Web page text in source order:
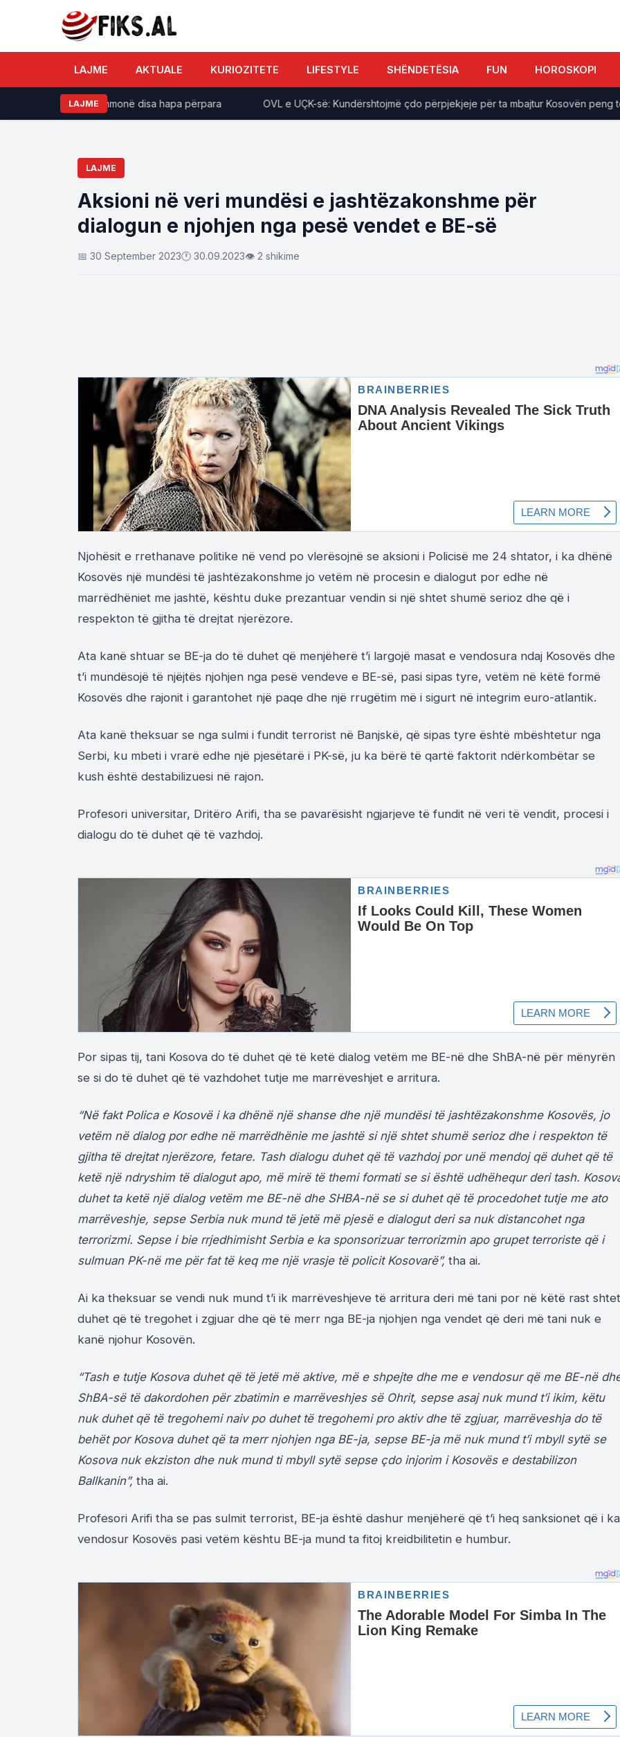
LAJME AKTUALE KURIOZITETE LIFESTYLE SHËNDETËSIA FUN HOROSKOPI
LAJME
mendojnë gjithmonë disa hapa përpara OVL e UÇK-së: Kundërshtojmë çdo përpjekjeje për ta mbajtur Kosovën peng të
LAJME
Aksioni në veri mundësi e jashtëzakonshme për
dialogun e njohjen nga pesë vendet e BE-së
📅 30 September 2023🕐 30.09.2023👁 2 shikime
Njohësit e rrethanave politike në vend po vlerësojnë se aksioni i Policisë me 24 shtator, i ka dhënë
Kosovës një mundësi të jashtëzakonshme jo vetëm në procesin e dialogut por edhe në
marrëdhëniet me jashtë, kështu duke prezantuar vendin si një shtet shumë serioz dhe që i
respekton të gjitha të drejtat njerëzore.
Ata kanë shtuar se BE-ja do të duhet që menjëherë t’i largojë masat e vendosura ndaj Kosovës dhe
t’i mundësojë të njëjtës njohjen nga pesë vendeve e BE-së, pasi sipas tyre, vetëm në këtë formë
Kosovës dhe rajonit i garantohet një paqe dhe një rrugëtim më i sigurt në integrim euro-atlantik.
Ata kanë theksuar se nga sulmi i fundit terrorist në Banjskë, që sipas tyre është mbështetur nga
Serbi, ku mbeti i vrarë edhe një pjesëtarë i PK-së, ju ka bërë të qartë faktorit ndërkombëtar se
kush është destabilizuesi në rajon.
Profesori universitar, Dritëro Arifi, tha se pavarësisht ngjarjeve të fundit në veri të vendit, procesi i
dialogu do të duhet që të vazhdoj.
Por sipas tij, tani Kosova do të duhet që të ketë dialog vetëm me BE-në dhe ShBA-në për mënyrën
se si do të duhet që të vazhdohet tutje me marrëveshjet e arritura.
“Në fakt Polica e Kosovë i ka dhënë një shanse dhe një mundësi të jashtëzakonshme Kosovës, jo
vetëm në dialog por edhe në marrëdhënie me jashtë si një shtet shumë serioz dhe i respekton të
gjitha të drejtat njerëzore, fetare. Tash dialogu duhet që të vazhdoj por unë mendoj që duhet që të
ketë një ndryshim të dialogut apo, më mirë të themi formati se si është udhëhequr deri tash.
duhet ta ketë një dialog vetëm me BE-në dhe SHBA-në se si duhet që të procedohet tutje me ato
marrëveshje, sepse Serbia nuk mund të jetë më pjesë e dialogut deri sa nuk distancohet nga
terrorizmi. Sepse i bie rrjedhimisht Serbia e ka sponsorizuar terrorizmin apo grupet terroriste që i
sulmuan PK-në me për fat të keq me një vrasje të policit Kosovarë”, tha ai.
Ai ka theksuar se vendi nuk mund t’i ik marrëveshjeve të arritura deri më tani por në këtë rast
duhet që të tregohet i zgjuar dhe që të merr nga BE-ja njohjen nga vendet që deri më tani nuk e
kanë njohur Kosovën.
“Tash e tutje Kosova duhet që të jetë më aktive, më e shpejte dhe me e vendosur që me BE-në
ShBA-së të dakordohen për zbatimin e marrëveshjes së Ohrit, sepse asaj nuk mund t’i ikim, këtu
nuk duhet që të tregohemi naiv po duhet të tregohemi pro aktiv dhe të zgjuar, marrëveshja do të
behët por Kosova duhet që ta merr njohjen nga BE-ja, sepse BE-ja më nuk mund t’i mbyll sytë se
Kosova nuk ekziston dhe nuk mund ti mbyll sytë sepse çdo injorim i Kosovës e destabilizon
Ballkanin”, tha ai.
Profesori Arifi tha se pas sulmit terrorist, BE-ja është dashur menjëherë që t’i heq sanksionet që i ka
vendosur Kosovës pasi vetëm kështu BE-ja mund ta fitoj kreidbilitetin e humbur.